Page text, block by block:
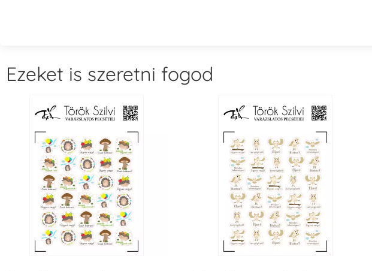
Ezeket is szeretni fogod